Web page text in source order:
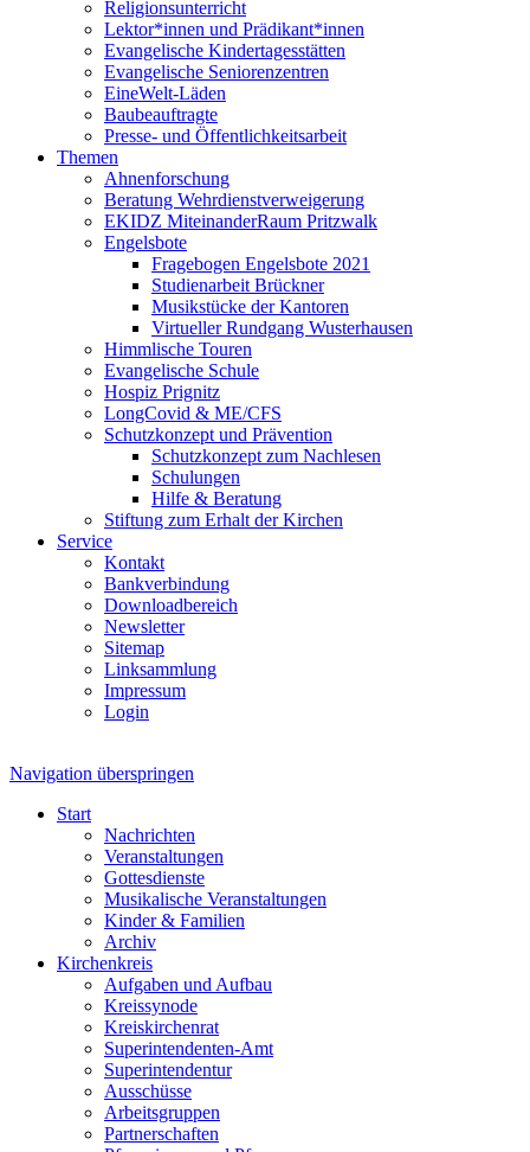
Religionsunterricht
Lektor*innen und Prädikant*innen
Evangelische Kindertagesstätten
Evangelische Seniorenzentren
EineWelt-Läden
Baubeauftragte
Presse- und Öffentlichkeitsarbeit
Themen
Ahnenforschung
Beratung Wehrdienstverweigerung
EKIDZ MiteinanderRaum Pritzwalk
Engelsbote
Fragebogen Engelsbote 2021
Studienarbeit Brückner
Musikstücke der Kantoren
Virtueller Rundgang Wusterhausen
Himmlische Touren
Evangelische Schule
Hospiz Prignitz
LongCovid & ME/CFS
Schutzkonzept und Prävention
Schutzkonzept zum Nachlesen
Schulungen
Hilfe & Beratung
Stiftung zum Erhalt der Kirchen
Service
Kontakt
Bankverbindung
Downloadbereich
Newsletter
Sitemap
Linksammlung
Impressum
Login
Navigation überspringen
Start
Nachrichten
Veranstaltungen
Gottesdienste
Musikalische Veranstaltungen
Kinder & Familien
Archiv
Kirchenkreis
Aufgaben und Aufbau
Kreissynode
Kreiskirchenrat
Superintendenten-Amt
Superintendentur
Ausschüsse
Arbeitsgruppen
Partnerschaften